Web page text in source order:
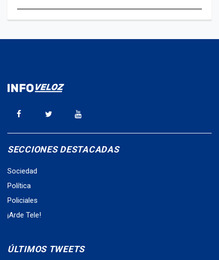
SECCIONES DESTACADAS
Sociedad
Política
Policiales
¡Arde Tele!
ÚLTIMOS TWEETS